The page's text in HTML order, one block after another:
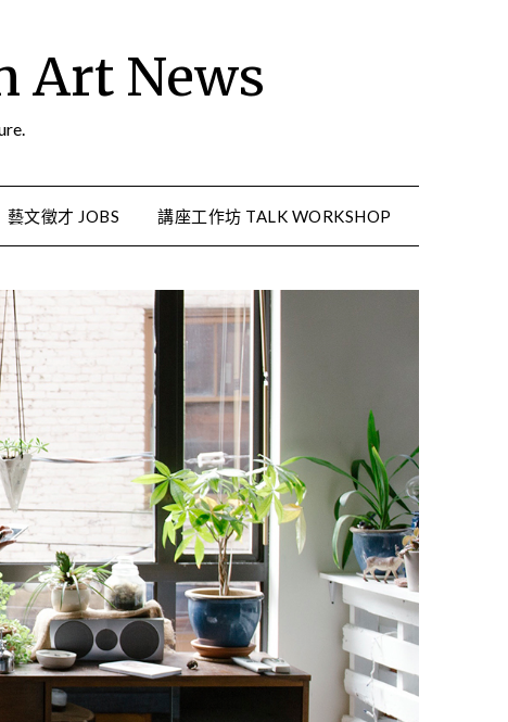
Art News
藝文徵才 JOBS 講座工作坊 TALK WORKSHOP